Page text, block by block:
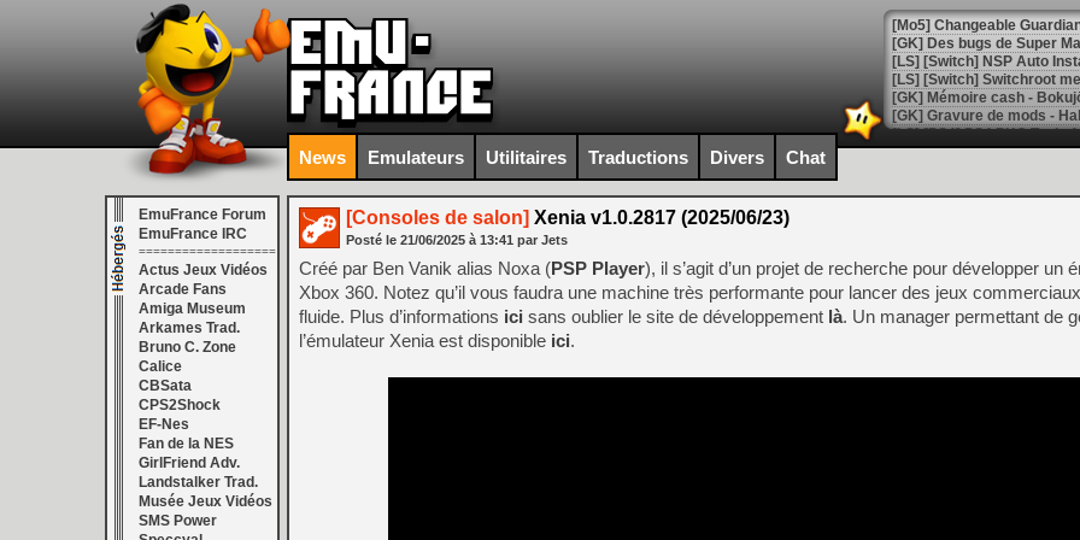
[Mo5] Changeable
[GK] Des bugs de Super
[LS] [Switch] NSP Auto
[GK] La saga horrifique
[GK] Le portage de Super
[Mo5] Le jeu de course
[GK] Guillermo del Toro
[GK] Mistfall Hunter : déjà
[GK] Wo Long 2 évolue
[GK] Crossfire : un TPS à
[LS] [PS5] Premiers
News Emulateurs Utilitaires Traductions Divers Chat
EmuFrance Forum
EmuFrance IRC
===================
Actus Jeux Vidéos
Arcade Fans
Amiga Museum
Arkames Trad.
Bruno C. Zone
Calice
CBSata
CPS2Shock
EF-Nes
Fan de la NES
GirlFriend Adv.
Landstalker Trad.
Musée Jeux Vidéos
SMS Power
[Consoles de salon] Xenia v1.0.2817 (2025/06/23)
Posté le 21/06/2025 à 13:41 par Jets
Créé par Ben Vanik alias Noxa (PSP Player), il s’agit d’un projet de recherche pour développer un
Xbox 360. Notez qu’il vous faudra une machine très performante pour lancer des jeux
fluide. Plus d’informations ici sans oublier le site de développement là. Un manager permettant de
l’émulateur Xenia est disponible ici.